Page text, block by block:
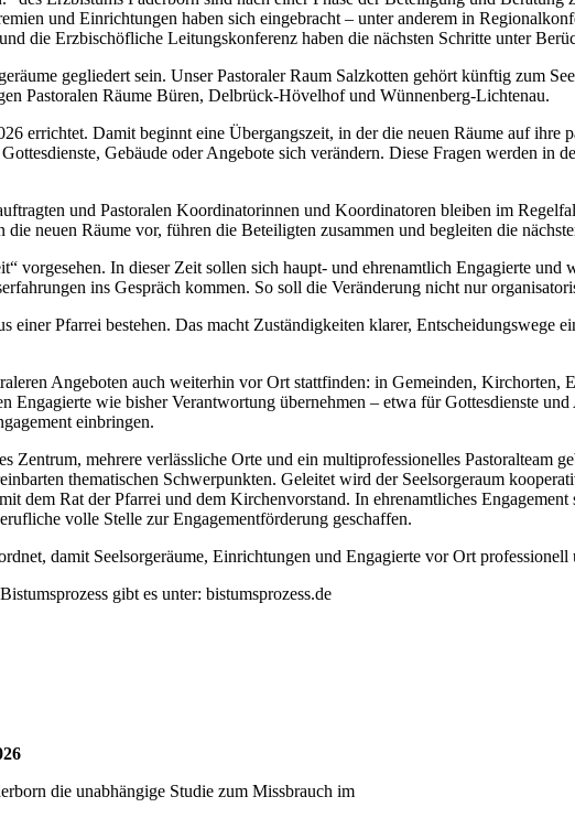
und Einrichtungen haben sich eingebracht – unter anderem in
die Erzbischöfliche Leitungskonferenz haben die nächsten Schritte unter
gegliedert sein. Unser Pastoraler Raum Salzkotten gehört künftig zum
Pastoralen Räume Büren, Delbrück-Hövelhof und Wünnenberg-Lichtenau.
errichtet. Damit beginnt eine Übergangszeit, in der die neuen Räume auf
Gebäude oder Angebote sich verändern. Diese Fragen werden
und Pastoralen Koordinatorinnen und Koordinatoren bleiben im
neuen Räume vor, führen die Beteiligten zusammen und begleiten die
vorgesehen. In dieser Zeit sollen sich haupt- und ehrenamtlich Engagierte und
ins Gespräch kommen. So soll die Veränderung nicht nur
einer Pfarrei bestehen. Das macht Zuständigkeiten klarer, Entscheidungswege
Angeboten auch weiterhin vor Ort stattfinden: in Gemeinden,
Engagierte wie bisher Verantwortung übernehmen – etwa für Gottesdienste
einbringen.
Zentrum, mehrere verlässliche Orte und ein multiprofessionelles Pastoralteam
thematischen Schwerpunkten. Geleitet wird der Seelsorgeraum
dem Rat der Pfarrei und dem Kirchenvorstand. In ehrenamtliches
volle Stelle zur Engagementförderung geschaffen.
damit Seelsorgeräume, Einrichtungen und Engagierte vor Ort professionell
gibt es unter: bistumsprozess.de
die unabhängige Studie zum Missbrauch im